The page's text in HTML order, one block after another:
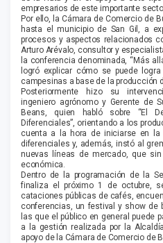
empresarios de este importante
Por ello, la Cámara de Comercio de
hasta el municipio de San Gil, a
procesos y aspectos relacionados
Arturo Arévalo, consultor y
la conferencia denominada, “Más
logró explicar cómo se puede
campesinas a base de la producción
Posteriormente hizo su
ingeniero agrónomo y Gerente de
Beans, quien habló sobre “El
Diferenciales”, orientando a los
cuenta a la hora de iniciarse en
diferenciales y, además, instó al
nuevas líneas de mercado, que
económica.
Dentro de la programación de la
finaliza el próximo 1 de octubre,
cataciones públicas de cafés,
conferencias, un festival y show de
las que el público en general puede
a la gestión realizada por la
apoyo de la Cámara de Comercio de